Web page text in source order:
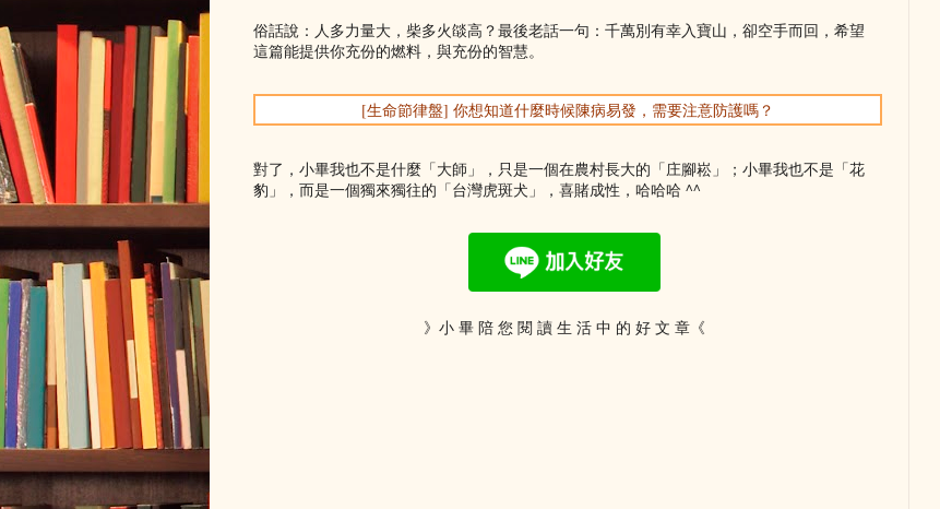
俗話說：人多力量大，柴多火燄高？最後老話一句：千萬別有幸入寶山，卻空手而回，希望
這篇能提供你充份的燃料，與充份的智慧。
[生命節律盤] 你想知道什麼時候陳病易發，需要注意防護嗎？
對了，小畢我也不是什麼「大師」，只是一個在農村長大的「庄腳崧」；小畢我也不是「花
豹」，而是一個獨來獨往的「台灣虎斑犬」，喜賭成性，哈哈哈 ^^
》小 畢 陪 您 閱 讀 生 活 中 的 好 文 章《